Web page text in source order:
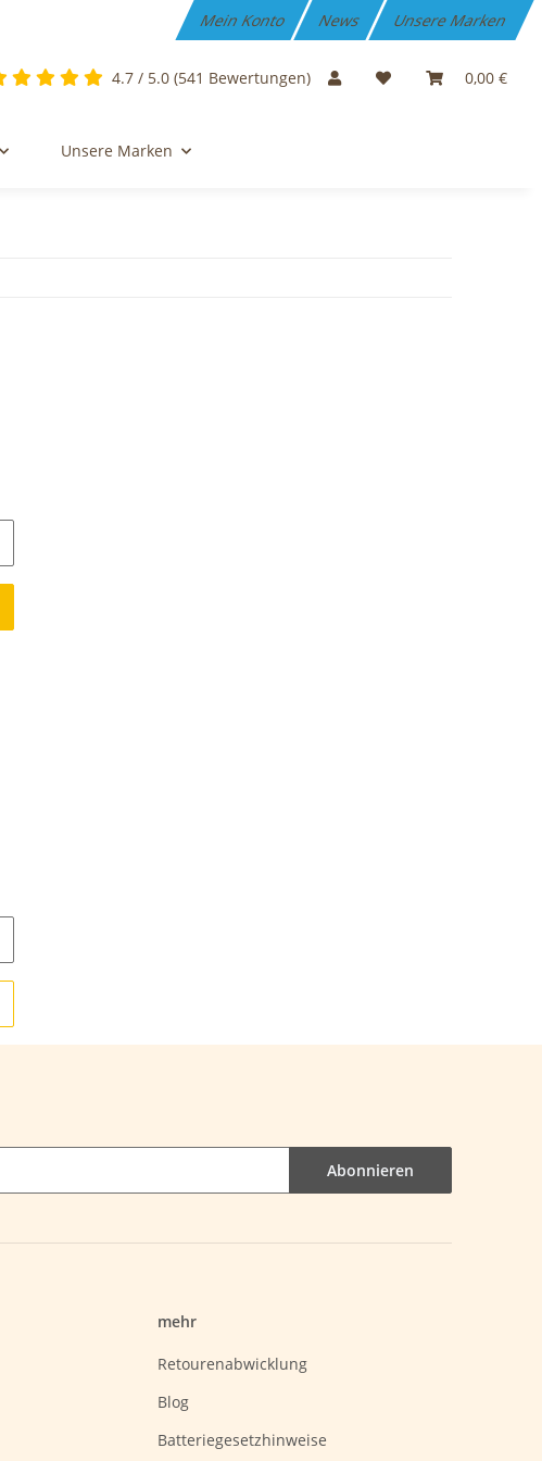
Mein Konto News Unsere Marken
4.7 / 5.0 (541 Bewertungen) 0,00 €
Unsere Marken
Abonnieren
mehr
Retourenabwicklung
Blog
Batteriegesetzhinweise